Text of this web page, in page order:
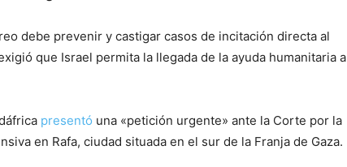
debe prevenir y castigar casos de incitación directa al
que Israel permita la llegada de la ayuda humanitaria a
presentó una «petición urgente» ante la Corte por la
en Rafa, ciudad situada en el sur de la Franja de Gaza.